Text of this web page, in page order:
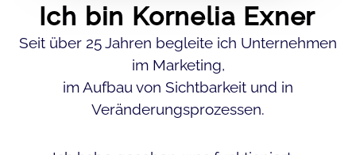
Ich bin Kornelia Exner
Seit über 25 Jahren begleite ich Unternehmen
im Marketing,
im Aufbau von Sichtbarkeit und in
Veränderungsprozessen.